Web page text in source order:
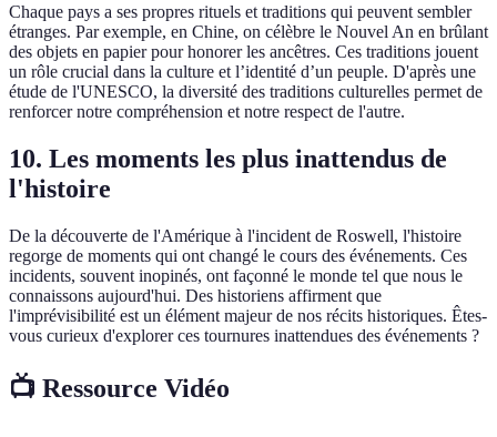
Chaque pays a ses propres rituels et traditions qui peuvent sembler
étranges. Par exemple, en Chine, on célèbre le Nouvel An en brûlant
des objets en papier pour honorer les ancêtres. Ces traditions jouent
un rôle crucial dans la culture et l’identité d’un peuple. D'après une
étude de l'UNESCO, la diversité des traditions culturelles permet de
renforcer notre compréhension et notre respect de l'autre.
10. Les moments les plus inattendus de
l'histoire
De la découverte de l'Amérique à l'incident de Roswell, l'histoire
regorge de moments qui ont changé le cours des événements. Ces
incidents, souvent inopinés, ont façonné le monde tel que nous le
connaissons aujourd'hui. Des historiens affirment que
l'imprévisibilité est un élément majeur de nos récits historiques. Êtes-
vous curieux d'explorer ces tournures inattendues des événements ?
📺 Ressource Vidéo